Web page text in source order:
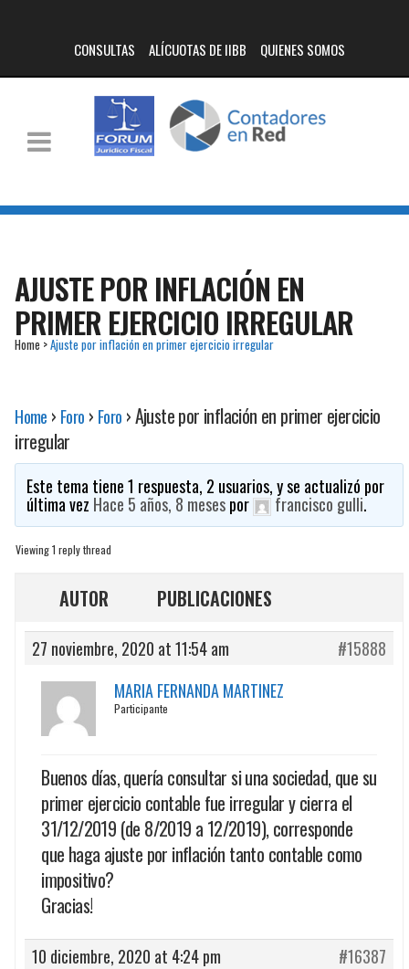
CONSULTAS ALÍCUOTAS DE IIBB QUIENES SOMOS
AJUSTE POR INFLACIÓN EN
PRIMER EJERCICIO IRREGULAR
Home >Ajuste por inflación en primer ejercicio irregular
Home › Foro › Foro ›Ajuste por inflación en primer ejercicio
irregular
Este tema tiene 1 respuesta, 2 usuarios, y se actualizó por
última vez Hace 5 años, 8 mesespor francisco gulli.
Viewing 1 reply thread
AUTOR PUBLICACIONES
27 noviembre, 2020 at 11:54 am
#15888
MARIA FERNANDA MARTINEZ
Participante
Buenos días, quería consultar si una sociedad, que su
primer ejercicio contable fue irregular y cierra el
31/12/2019 (de 8/2019 a 12/2019), corresponde
que haga ajuste por inflación tanto contable como
impositivo?
Gracias!
10 diciembre, 2020 at 4:24 pm
#16387